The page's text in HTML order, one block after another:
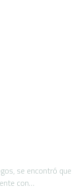
se encontró que
con…